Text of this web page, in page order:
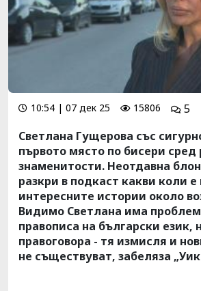
10:54 | 07 дек 25 15806
5
Светлана Гущерова със
първото място по бисери сред
знаменитости. Неотдавна
разкри в подкаст какви коли
интересните истории около
Видимо Светлана има
правописа на български език,
правоговора - тя измисля и
не съществуват, забеляза